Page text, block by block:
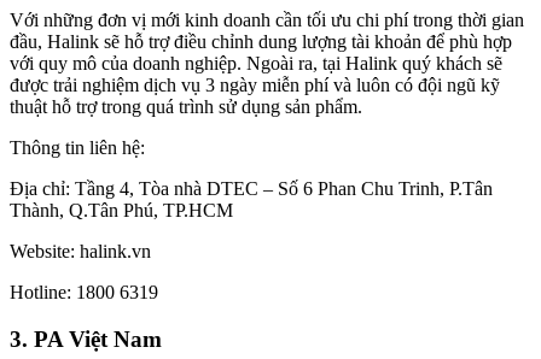
Với những đơn vị mới kinh doanh cần tối ưu chi phí trong thời gian
đầu, Halink sẽ hỗ trợ điều chỉnh dung lượng tài khoản để phù hợp
với quy mô của doanh nghiệp. Ngoài ra, tại Halink quý khách sẽ
được trải nghiệm dịch vụ 3 ngày miễn phí và luôn có đội ngũ kỹ
thuật hỗ trợ trong quá trình sử dụng sản phẩm.
Thông tin liên hệ:
Địa chỉ: Tầng 4, Tòa nhà DTEC – Số 6 Phan Chu Trinh, P.Tân
Thành, Q.Tân Phú, TP.HCM
Website: halink.vn
Hotline: 1800 6319
3. PA Việt Nam